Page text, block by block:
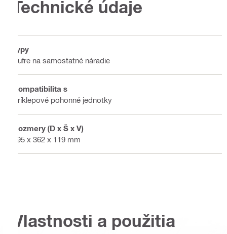
Technické údaje
Typy
Kufre na samostatné náradie
Kompatibilita s
Príklepové pohonné jednotky
Rozmery (D x Š x V)
395 x 362 x 119 mm
Vlastnosti a použitia